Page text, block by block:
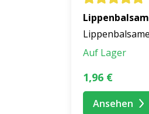
Lippenbalsam
Lippenbalsame
Auf Lager
1,96 €
Ansehen